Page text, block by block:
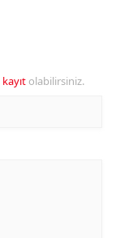
kayıt olabilirsiniz.